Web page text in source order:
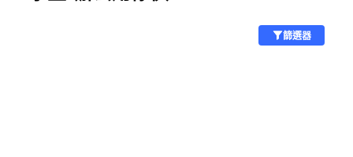
篩選器